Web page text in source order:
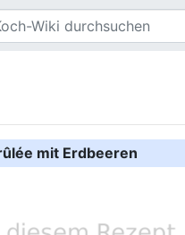
mit Erdbeeren